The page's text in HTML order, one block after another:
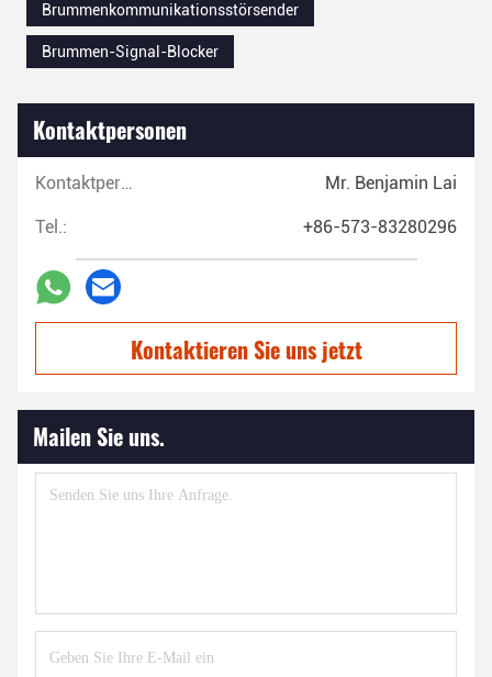
Brummenkommunikationsstörsender
Brummen-Signal-Blocker
Kontaktpersonen
Kontaktpersonen: Mr. Benjamin Lai
Tel.: +86-573-83280296
Kontaktieren Sie uns jetzt
Mailen Sie uns.